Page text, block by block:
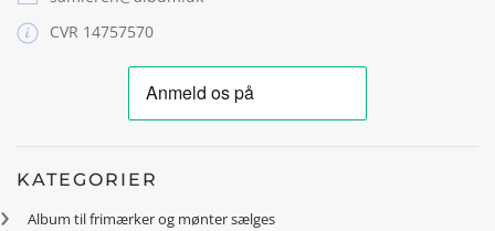
CVR 14757570
KATEGORIER
Album til frimærker og mønter sælges